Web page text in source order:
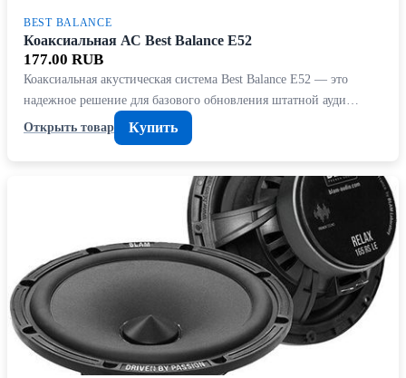
BEST BALANCE
Коаксиальная АС Best Balance E52
177.00 RUB
Коаксиальная акустическая система Best Balance E52 — это
надежное решение для базового обновления штатной ауди…
Открыть товар
Купить